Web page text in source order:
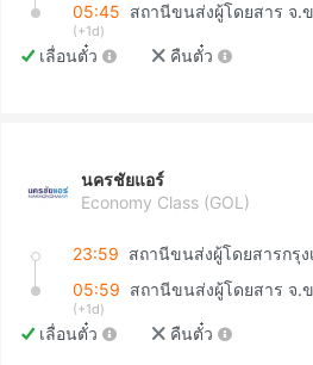
05:45 สถานีขนส่งผู้โดยสาร จ.
(+1d)
เลื่อนตั๋ว คืนตั๋ว
นครชัยแอร์
Economy Class (GOL)
23:59
05:59 สถานีขนส่งผู้โดยสาร จ.
(+1d)
เลื่อนตั๋ว คืนตั๋ว